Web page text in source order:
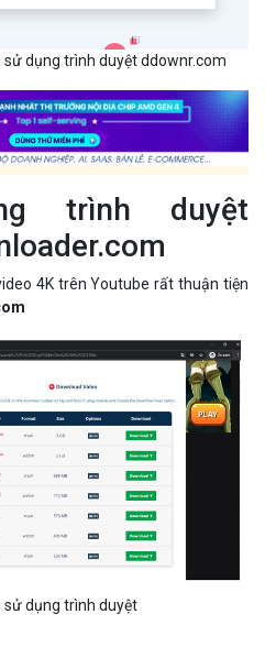
dụng trình duyệt ddownr.com
trình duyệt
4K trên Youtube rất thuận tiện
sử dụng trình duyệt